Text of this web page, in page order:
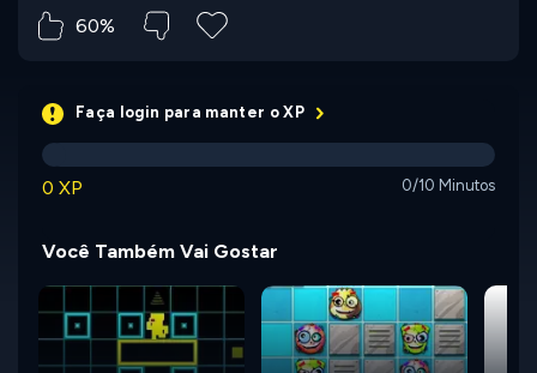
60%
Faça login para manter o XP
0 XP 0/10 Minutos
Você Também Vai Gostar